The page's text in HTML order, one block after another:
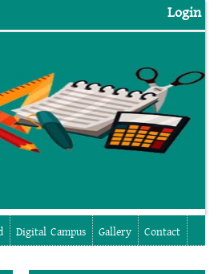
Login
Digital Campus Gallery Contact